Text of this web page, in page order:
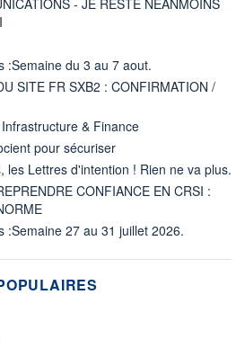
:Semaine du 3 au 7 aout.
SITE FR SXB2 : CONFIRMATION /
& Finance
pour sécuriser
les Lettres d'intention ! Rien ne va plus.
CONFIANCE EN CRSI :
:Semaine 27 au 31 juillet 2026.